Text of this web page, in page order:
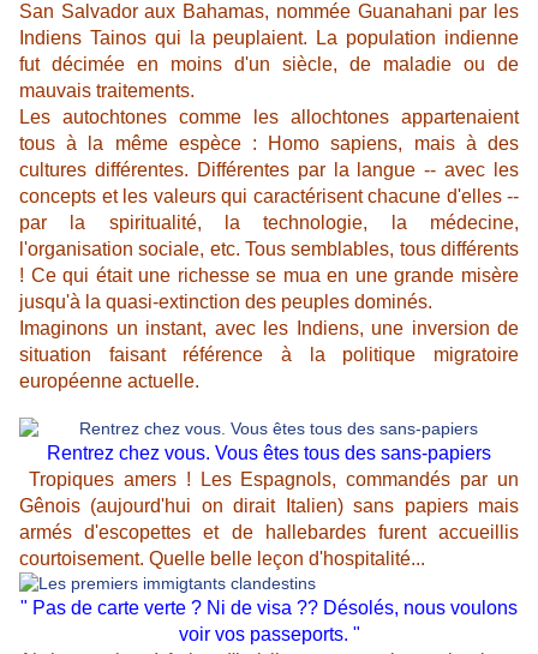
San Salvador aux Bahamas, nommée Guanahani par les
Indiens Tainos qui la peuplaient. La population indienne
fut décimée en moins d'un siècle, de maladie ou de
mauvais traitements.
Les autochtones comme les allochtones appartenaient
tous à la même espèce : Homo sapiens, mais à des
cultures différentes. Différentes par la langue -- avec les
concepts et les valeurs qui caractérisent chacune d'elles --
par la spiritualité, la technologie, la médecine,
l'organisation sociale, etc. Tous semblables, tous différents
! Ce qui était une richesse se mua en une grande misère
jusqu'à la quasi-extinction des peuples dominés.
Imaginons un instant, avec les Indiens, une inversion de
situation faisant référence à la politique migratoire
européenne actuelle.
Rentrez chez vous. Vous êtes tous des sans-papiers
Tropiques amers ! Les Espagnols, commandés par un
Gênois (aujourd'hui on dirait Italien) sans papiers mais
armés d'escopettes et de hallebardes furent accueillis
courtoisement. Quelle belle leçon d'hospitalité...
" Pas de carte verte ? Ni de visa ?? Désolés, nous voulons
voir vos passeports. "